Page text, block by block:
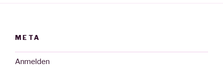
META
Anmelden